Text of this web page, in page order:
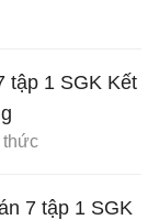
tập 1 SGK Kết
thức
7 tập 1 SGK